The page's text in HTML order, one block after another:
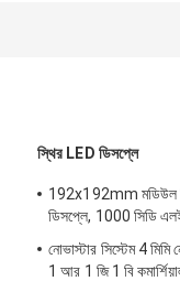
স্থির LED ডিসপ্লে
192x192mm মডিউল
ডিসপ্লে, 1000 সিডি
নোভাস্টার সিস্টেম 4
1 আর 1 জি 1 বি